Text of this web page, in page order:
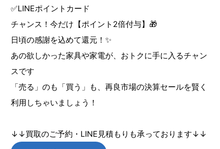
✅LINEポイントカード
チャンス！今だけ【ポイント2倍付与】🎁
日頃の感謝を込めて還元！✨
あの欲しかった家具や家電が、おトクに手に入るチャン
スです
「売る」のも「買う」も、再良市場の決算セールを賢く
利用しちゃいましょう！
↓↓買取のご予約・LINE見積もりも承っております↓↓